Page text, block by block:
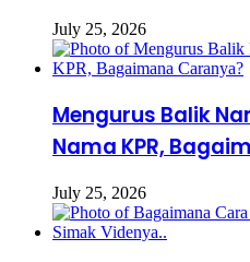
July 25, 2026
Mengurus Balik
Nama KPR,
July 25, 2026